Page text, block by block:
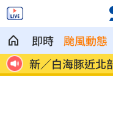
即時 颱風動態
特
南電Q2財報公